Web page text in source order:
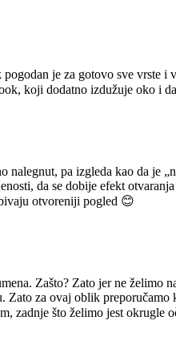
je za gotovo sve vrste i
koji dodatno izdužuje oko i
pa izgleda kao da je
da se dobije efekt
otvoreniji pogled 😊
Zašto? Zato jer ne želimo
za ovaj oblik
zadnje što želimo jest